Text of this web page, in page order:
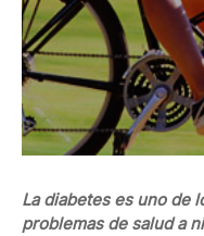
La diabetes es uno de
problemas de salud a